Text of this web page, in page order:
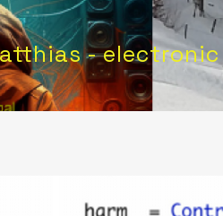
- electronic